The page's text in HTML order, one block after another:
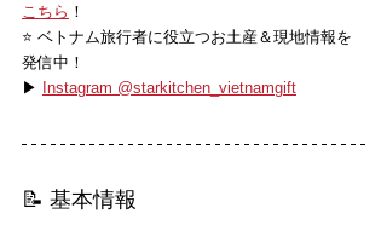
こちら ！
⭐️ ベトナム旅行者に役立つお土産＆現地情報を
発信中！
▶
Instagram @starkitchen_vietnamgift
📝 基本情報